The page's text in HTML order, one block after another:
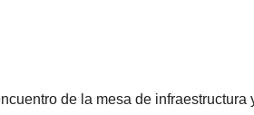
de la mesa de infraestructura